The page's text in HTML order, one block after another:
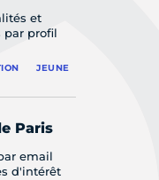
et
par profil
JEUNE
Paris
email
d'intérêt